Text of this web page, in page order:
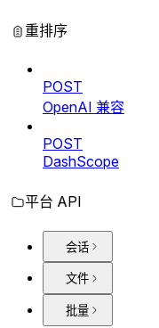
重排序
POST
OpenAI 兼容
POST
DashScope
平台 API
会话
文件
批量